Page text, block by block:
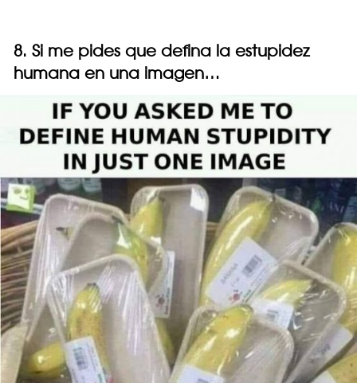
8. Si me pides que defina la estupidez
humana en una imagen…